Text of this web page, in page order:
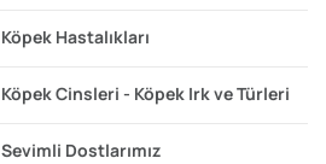
Köpek Hastalıkları
Köpek Cinsleri - Köpek Irk ve Türleri
Sevimli Dostlarımız